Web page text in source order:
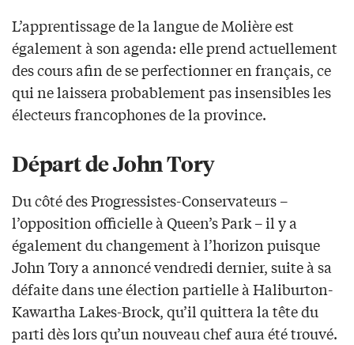
L’apprentissage de la langue de Molière est
également à son agenda: elle prend actuellement
des cours afin de se perfectionner en français, ce
qui ne laissera probablement pas insensibles les
électeurs francophones de la province.
Départ de John Tory
Du côté des Progressistes-Conservateurs –
l’opposition officielle à Queen’s Park – il y a
également du changement à l’horizon puisque
John Tory a annoncé vendredi dernier, suite à sa
défaite dans une élection partielle à Haliburton-
Kawartha Lakes-Brock, qu’il quittera la tête du
parti dès lors qu’un nouveau chef aura été trouvé.